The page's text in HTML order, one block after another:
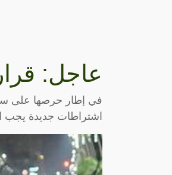
عاجل:
في إطار حرصها على
اشتراطات جديدة يجب